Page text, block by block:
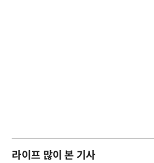
라이프 많이 본 기사